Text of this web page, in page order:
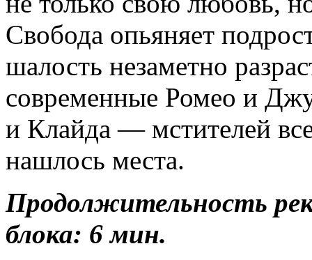
Свобода опьяняет
шалость незаметно
современные Ромео и
и Клайда — мстителей
нашлось места.
Продолжительность
блока: 6 мин.